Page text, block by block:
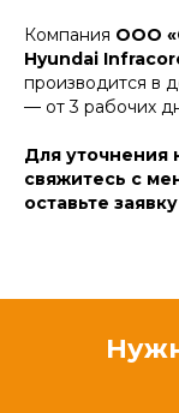
Компания ООО
Hyundai
производится в
— от 3 рабочих
Для уточнения
свяжитесь с
оставьте